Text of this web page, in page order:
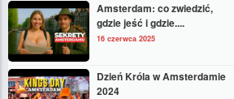
Amsterdam: co zwiedzić,
gdzie jeść i gdzie....
16 czerwca 2025
Dzień Króla w Amsterdamie
2024